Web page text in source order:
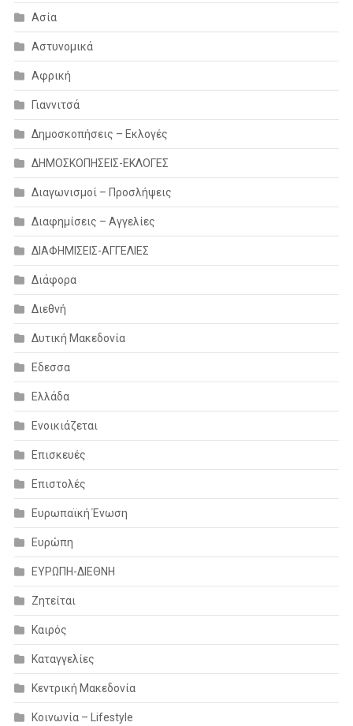
Ασία
Αστυνομικά
Αφρική
Γιαννιτσά
Δημοσκοπήσεις – Εκλογές
ΔΗΜΟΣΚΟΠΗΣΕΙΣ-ΕΚΛΟΓΕΣ
Διαγωνισμοί – Προσλήψεις
Διαφημίσεις – Αγγελίες
ΔΙΑΦΗΜΙΣΕΙΣ-ΑΓΓΕΛΙΕΣ
Διάφορα
Διεθνή
Δυτική Μακεδονία
Εδεσσα
Ελλάδα
Ενοικιάζεται
Επισκευές
Επιστολές
Ευρωπαϊκή Ένωση
Ευρώπη
ΕΥΡΩΠΗ-ΔΙΕΘΝΗ
Ζητείται
Καιρός
Καταγγελίες
Κεντρική Μακεδονία
Κοινωνία – Lifestyle